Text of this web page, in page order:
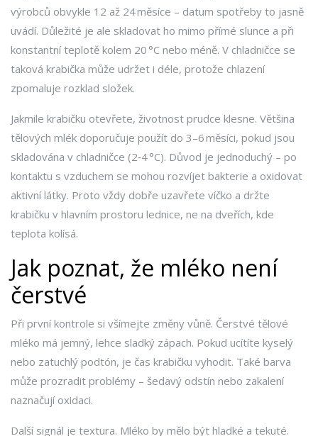
výrobců obvykle 12 až 24 měsíce – datum spotřeby to jasně
uvádí. Důležité je ale skladovat ho mimo přímé slunce a při
konstantní teplotě kolem 20 °C nebo méně. V chladničce se
taková krabička může udržet i déle, protože chlazení
zpomaluje rozklad složek.
Jakmile krabičku otevřete, životnost prudce klesne. Většina
tělových mlék doporučuje použít do 3–6 měsíci, pokud jsou
skladována v chladničce (2‑4 °C). Důvod je jednoduchý – po
kontaktu s vzduchem se mohou rozvíjet bakterie a oxidovat
aktivní látky. Proto vždy dobře uzavřete víčko a držte
krabičku v hlavním prostoru lednice, ne na dveřích, kde
teplota kolísá.
Jak poznat, že mléko není
čerstvé
Při první kontrole si všímejte změny vůně. Čerstvé tělové
mléko má jemný, lehce sladký zápach. Pokud ucítíte kyselý
nebo zatuchlý podtón, je čas krabičku vyhodit. Také barva
může prozradit problémy – šedavý odstín nebo zakalení
naznačují oxidaci.
Další signál je textura. Mléko by mělo být hladké a tekuté.